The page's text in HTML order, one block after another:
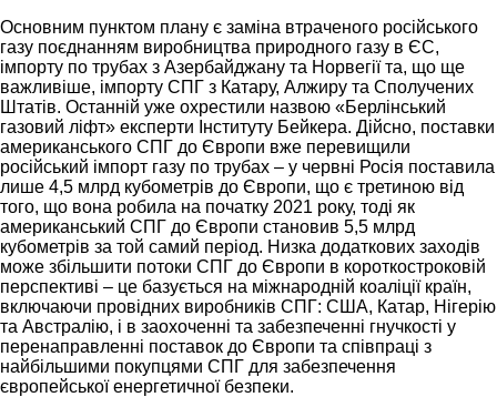
Основним пунктом плану є заміна втраченого російського
газу поєднанням виробництва природного газу в ЄС,
імпорту по трубах з Азербайджану та Норвегії та, що ще
важливіше, імпорту СПГ з Катару, Алжиру та Сполучених
Штатів. Останній уже охрестили назвою «Берлінський
газовий ліфт» експерти Інституту Бейкера. Дійсно, поставки
американського СПГ до Європи вже перевищили
російський імпорт газу по трубах – у червні Росія поставила
лише 4,5 млрд кубометрів до Європи, що є третиною від
того, що вона робила на початку 2021 року, тоді як
американський СПГ до Європи становив 5,5 млрд
кубометрів за той самий період. Низка додаткових заходів
може збільшити потоки СПГ до Європи в короткостроковій
перспективі – це базується на міжнародній коаліції країн,
включаючи провідних виробників СПГ: США, Катар, Нігерію
та Австралію, і в заохоченні та забезпеченні гнучкості у
перенаправленні поставок до Європи та співпраці з
найбільшими покупцями СПГ для забезпечення
європейської енергетичної безпеки.